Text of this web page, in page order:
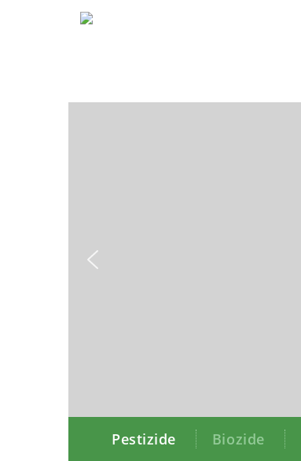
Pestizide Biozide